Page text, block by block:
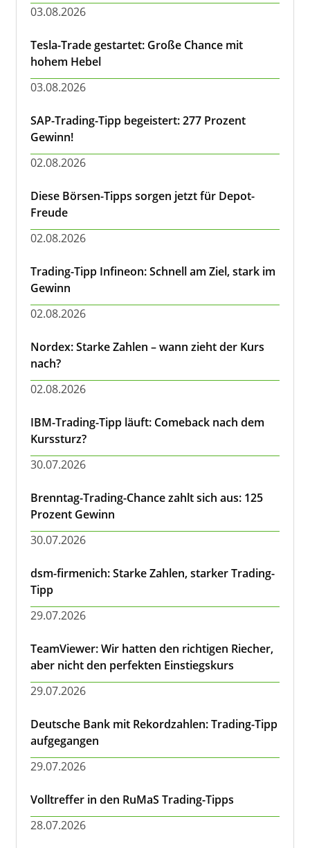
03.08.2026
Tesla-Trade gestartet: Große Chance mit
hohem Hebel
03.08.2026
SAP-Trading-Tipp begeistert: 277 Prozent
Gewinn!
02.08.2026
Diese Börsen-Tipps sorgen jetzt für Depot-
Freude
02.08.2026
Trading-Tipp Infineon: Schnell am Ziel, stark im
Gewinn
02.08.2026
Nordex: Starke Zahlen – wann zieht der Kurs
nach?
02.08.2026
IBM-Trading-Tipp läuft: Comeback nach dem
Kurssturz?
30.07.2026
Brenntag-Trading-Chance zahlt sich aus: 125
Prozent Gewinn
30.07.2026
dsm-firmenich: Starke Zahlen, starker Trading-
Tipp
29.07.2026
TeamViewer: Wir hatten den richtigen Riecher,
aber nicht den perfekten Einstiegskurs
29.07.2026
Deutsche Bank mit Rekordzahlen: Trading-Tipp
aufgegangen
29.07.2026
Volltreffer in den RuMaS Trading-Tipps
28.07.2026